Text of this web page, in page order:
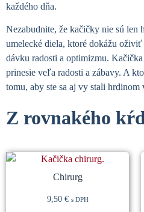
každého dňa.
Nezabudnite, že kačičky nie sú len
umelecké diela, ktoré dokážu
dávku radosti a optimizmu.
prinesie veľa radosti a zábavy. A
tomu, aby ste sa aj vy stali
Z rovnakého
Chirurg
9,50 € s DPH